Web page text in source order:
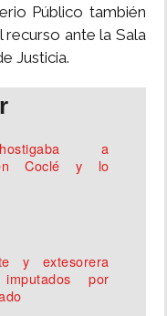
Público también
ante la Sala
Justicia.
a
Coclé y lo
y extesorera
por